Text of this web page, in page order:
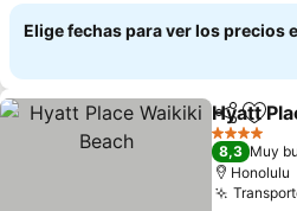
Elige fechas para ver los precios
Compartir
Hyatt
4 Estrellas
8,3 Muy
Honolulu